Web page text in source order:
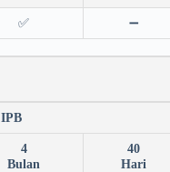
✅ ➖
IPB
4
Bulan
40
Hari